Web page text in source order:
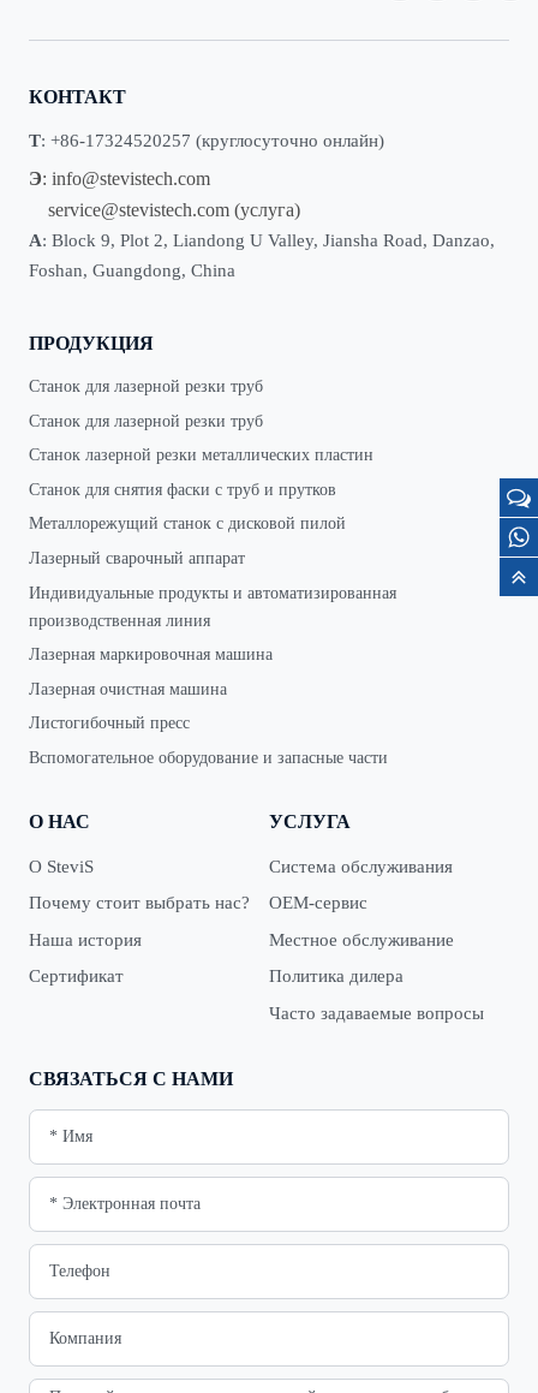
КОНТАКТ
Т: +86-17324520257 (круглосуточно онлайн)
Э: info@stevistech.com
service@stevistech.com (услуга)
А: Block 9, Plot 2, Liandong U Valley, Jiansha Road, Danzao,
Foshan, Guangdong, China
ПРОДУКЦИЯ
Станок для лазерной резки труб
Станок для лазерной резки труб
Станок лазерной резки металлических пластин
Станок для снятия фаски с труб и прутков
Металлорежущий станок с дисковой пилой
Лазерный сварочный аппарат
Индивидуальные продукты и автоматизированная
производственная линия
Лазерная маркировочная машина
Лазерная очистная машина
Листогибочный пресс
Вспомогательное оборудование и запасные части
О НАС
О SteviS
Почему стоит выбрать нас?
Наша история
Сертификат
УСЛУГА
Система обслуживания
OEM-сервис
Местное обслуживание
Политика дилера
Часто задаваемые вопросы
СВЯЗАТЬСЯ С НАМИ